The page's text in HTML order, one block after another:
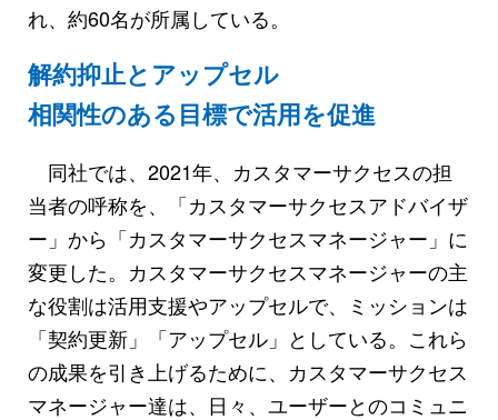
れ、約60名が所属している。
解約抑止とアップセル
相関性のある目標で活用を促進
同社では、2021年、カスタマーサクセスの担
当者の呼称を、「カスタマーサクセスアドバイザ
ー」から「カスタマーサクセスマネージャー」に
変更した。カスタマーサクセスマネージャーの主
な役割は活用支援やアップセルで、ミッションは
「契約更新」「アップセル」としている。これら
の成果を引き上げるために、カスタマーサクセス
マネージャー達は、日々、ユーザーとのコミュニ